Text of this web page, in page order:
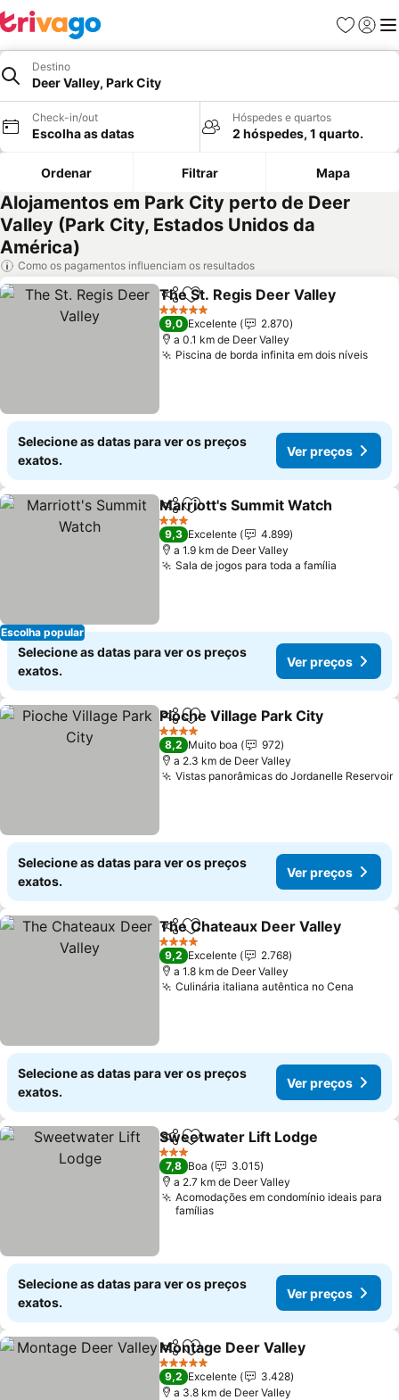
Favoritos
Iniciar
Destino
Deer Valley, Park City
Check-in/out
Escolha as datas
Hóspedes e quartos
2 hóspedes, 1 quarto.
Ordenar Filtrar Mapa
Alojamentos em Park City perto de Deer
Valley (Park City, Estados Unidos da
América)
Como os pagamentos influenciam os resultados
PartilharAdicionar aos favoritos
The St. Regis Deer Valley
5 Estrelas
9,0 Excelente
2.870
a 0.1 km de Deer Valley
Piscina de borda infinita em dois níveisVer
Selecione as datas para ver os preços
exatos.
Ver preços
Escolha popular
PartilharAdicionar aos favoritos
Marriott's Summit Watch
3 Estrelas
9,3 Excelente
4.899
a 1.9 km de Deer Valley
Sala de jogos para toda a família
Selecione as datas para ver os preços
exatos.
Ver preços
PartilharAdicionar aos favoritos
Pioche Village Park City
4 Estrelas
8,2 Muito boa
972
a 2.3 km de Deer Valley
Vistas panorâmicas do Jordanelle Reservoir
Selecione as datas para ver os preços
exatos.
Ver preços
PartilharAdicionar aos favoritos
The Chateaux Deer Valley
4 Estrelas
9,2 Excelente
2.768
a 1.8 km de Deer Valley
Culinária italiana autêntica no Cena
Selecione as datas para ver os preços
exatos.
Ver preços
PartilharAdicionar aos favoritos
Sweetwater Lift Lodge
3 Estrelas
7,8 Boa
3.015
a 2.7 km de Deer Valley
Acomodações em condomínio ideais para
famílias
Selecione as datas para ver os preços
exatos.
Ver preços
PartilharAdicionar aos favoritos
Montage Deer Valley
5 Estrelas
9,2 Excelente
3.428
a 3.8 km de Deer Valley